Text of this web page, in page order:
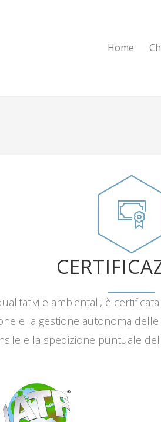
Home
e ambientali, è certificata
e la gestione autonoma
e la spedizione puntuale